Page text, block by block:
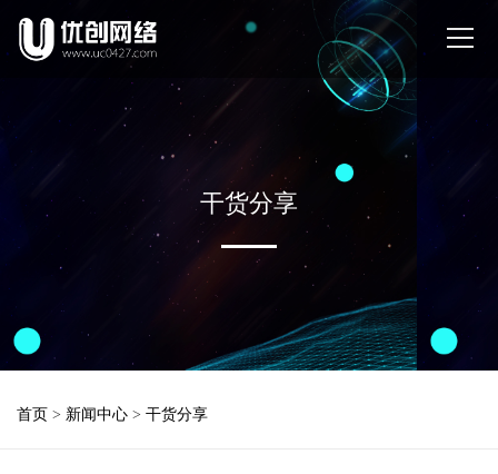
干货分享
首页 > 新闻中心 > 干货分享